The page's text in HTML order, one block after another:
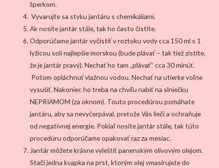
šperkom.
Vyvarujte sa styku jantáru s chemikáliami.
Ak nosíte jantár stále, tak ho často čistite.
Odporúčame jantár vyčistiť v roztoku vody cca 150 ml s 1
lyžicou soli najlepšie morskou (bude plávať – tak tiež zistíte,
že je jantár pravý). Nechať ho tam „plávať“ cca 30 minúť.
Potom opláchnuť vlažnou vodou. Nechať na utierke voľne
vysušiť. Nakoniec ho treba na chvíľu nabiť na slniečku
NEPRIAMOM (za oknom). Touto procedúrou pomáhate
jantáru, aby sa nevyčerpával, pretože Vás lieči a ochraňuje
od negatívnej energie. Pokiaľ nosíte jantár stále, tak túto
procedúru odporúčame opakovať raz za mesiac.
Jantár môžete krásne vyleštiť panenským olivovým olejom.
Stačí jedna kvapka na prst, ktorým olej vmasírujete do